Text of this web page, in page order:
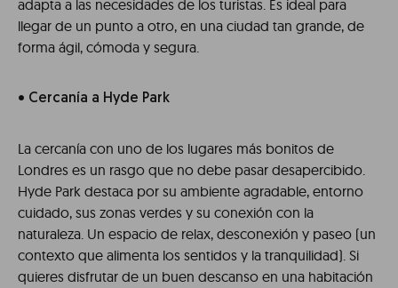
adapta a las necesidades de los turistas. Es ideal para
llegar de un punto a otro, en una ciudad tan grande, de
forma ágil, cómoda y segura.
• Cercanía a Hyde Park
La cercanía con uno de los lugares más bonitos de
Londres es un rasgo que no debe pasar desapercibido.
Hyde Park destaca por su ambiente agradable, entorno
cuidado, sus zonas verdes y su conexión con la
naturaleza. Un espacio de relax, desconexión y paseo (un
contexto que alimenta los sentidos y la tranquilidad). Si
quieres disfrutar de un buen descanso en una habitación